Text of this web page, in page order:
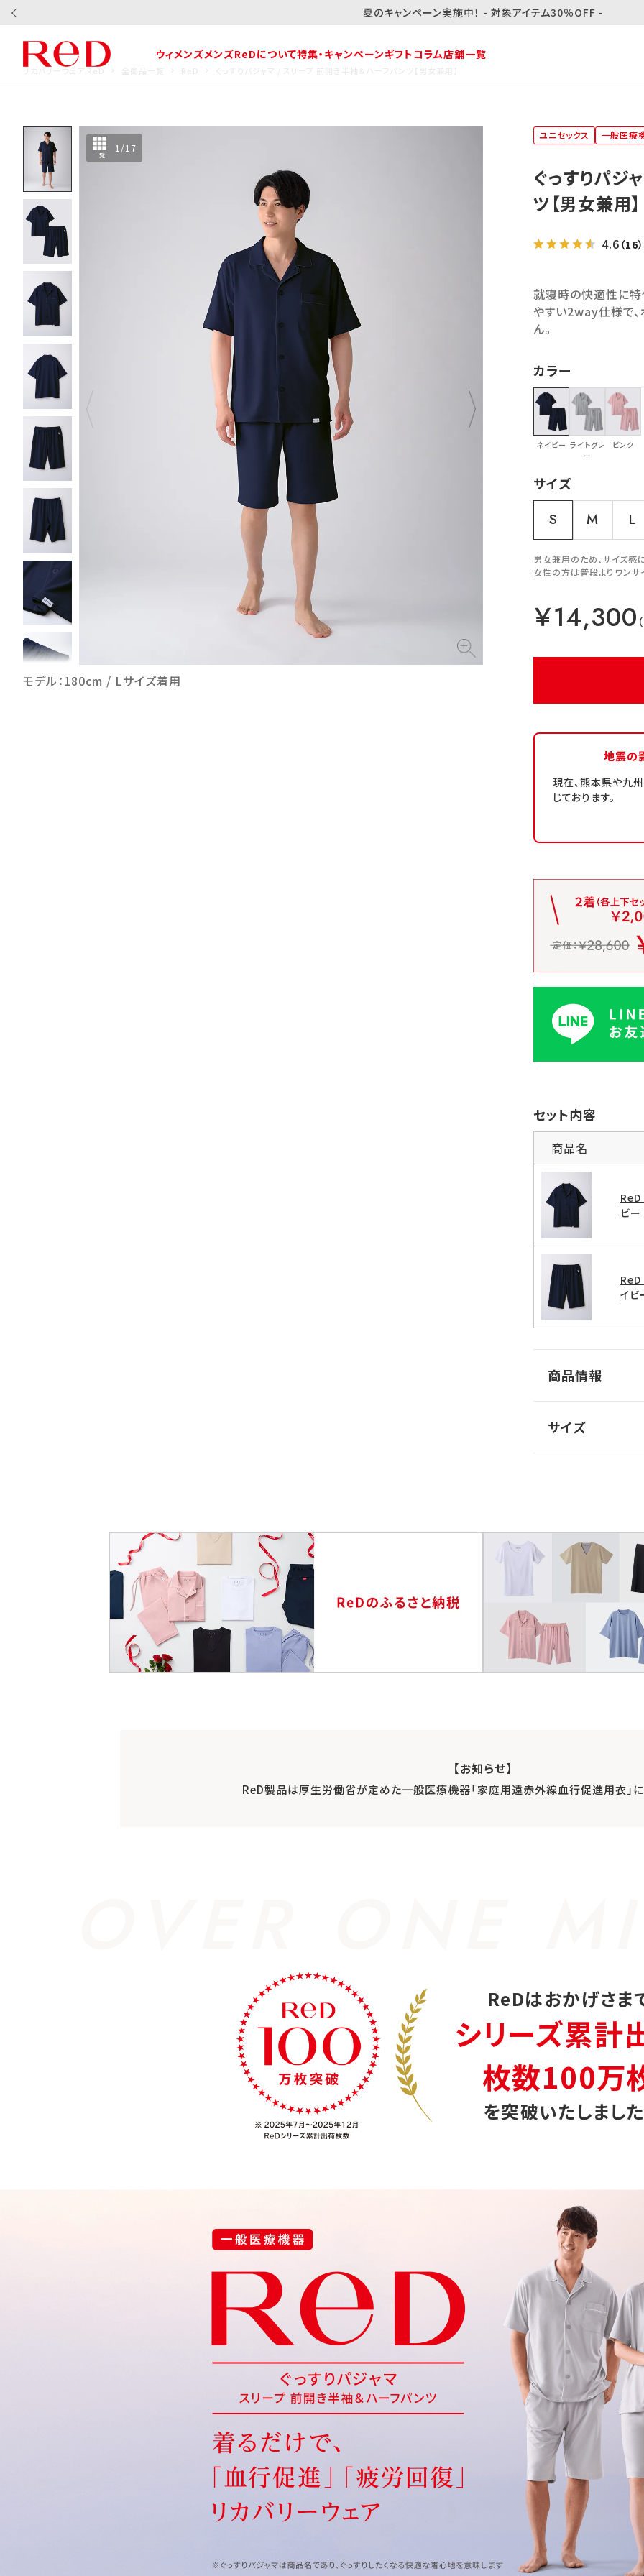
夏のキャンペーン実施中！ - 対象アイテム30％OFF -
ウィメンズメンズReDについて特集・キャンペーンギフトコラム店舗一覧
リカバリーウェア ReD
ユニセックス 一般医療
ぐっすりパジ
ツ【男女兼用】
4.6 （16）
就寝時の快適性に特
やすい2way仕様で
ん。
一覧
1 /17
モデル：180cm / Lサイズ着用
カラー
ネイビー ライトグレ
ー
ピンク
サイズ
S M L
￥14,300
男女兼用のため、サイズ感
女性の方は普段よりワンサ
地震の
現在、熊本県や九
じております。
セット内容
商品名
ReD
ビ
ReD
イビ
商品情報
サイズ
【お知らせ】
ReD製品は厚生労働省が定めた一般医療機器「家庭用遠赤外線血行促進用衣」に
ReDはおかげさま
シリーズ累計
枚数100万
を突破いたしました